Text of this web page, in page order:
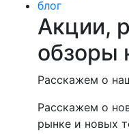
блог
Акции,
обзоры
Расскажем о
Расскажем о
рынке и новых